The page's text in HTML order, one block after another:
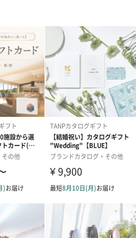
す。
ブドフラワー
ブルー）
円）
アミュレット
ク）（1,500円
けします。
ーンにおすすめです。